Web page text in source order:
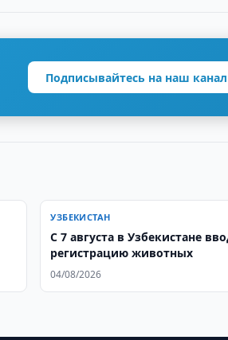
Подписывайтесь на наш канал
УЗБЕКИСТАН
С 7 августа в Узбекистане
регистрацию животных
04/08/2026